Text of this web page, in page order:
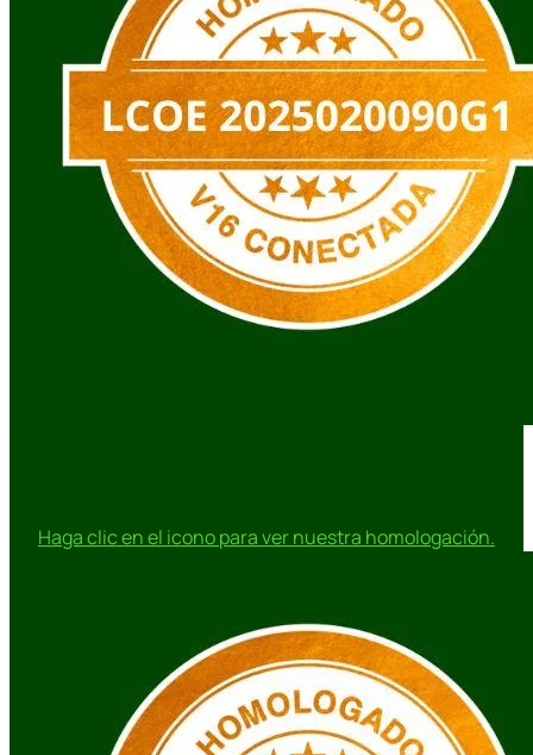
Haga clic en el icono para ver nuestra homologación.